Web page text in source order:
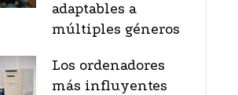
adaptables a
múltiples géneros
Los ordenadores
más influyentes